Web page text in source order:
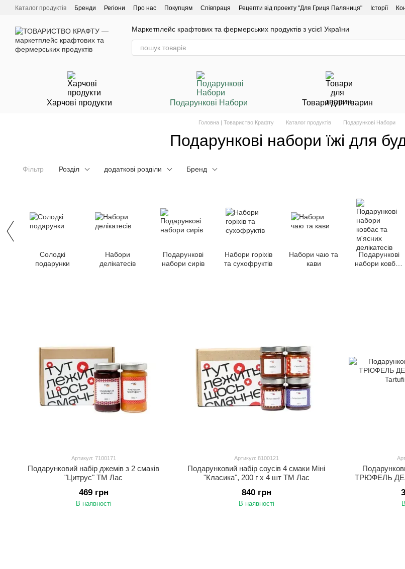
Перейти до основного контенту
Каталог продуктів Бренди Регіони Про нас Покупцям Співпраця Рецепти від проекту "Для Гриця Паляниця" Історії
Маркетплейс крафтових та фермерських продуктів з усієї України
Харчові продукти Подарункові Набори Товари для тварин
Головна | Товариство Крафту Каталог продуктів Подарункові Набори
Подарункові набори їжі для
Фільтр Розділ додаткові розділи Бренд
Солодкі
подарунки
Набори
делікатесів
Подарункові
набори сирів
Набори горіхів
та сухофруктів
Набори чаю та
кави
Подарункові
набори ковбас
Артикул: 7100171
Подарунковий набір джемів з 2 смаків
"Цитрус" ТМ Лас
469 грн
В наявності
Артикул: 8100121
Подарунковий набір соусів 4 смаки Міні
"Класика", 200 г х 4 шт ТМ Лас
840 грн
В наявності
ТРЮФЕЛЬ